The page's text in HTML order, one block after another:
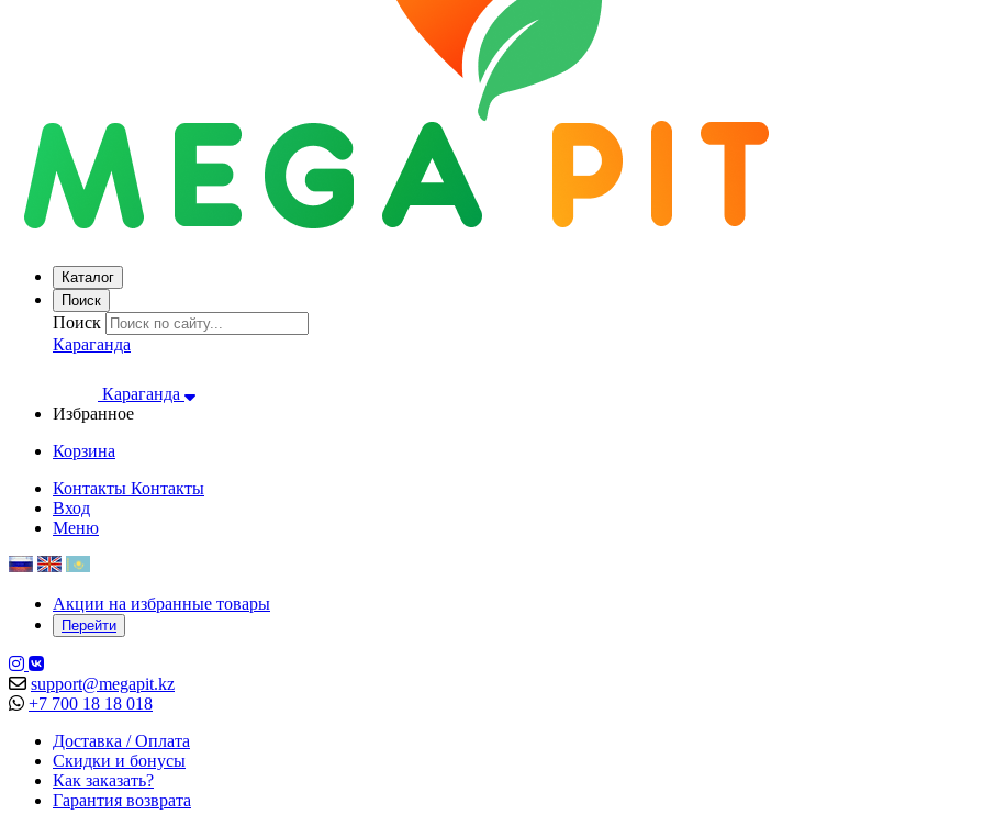
Каталог
Поиск
Поиск
Караганда
Караганда
Избранное
Корзина
Контакты Контакты
Вход
Меню
Акции на избранные товары
Перейти
support@megapit.kz
+7 700 18 18 018
Доставка / Оплата
Скидки и бонусы
Как заказать?
Гарантия возврата